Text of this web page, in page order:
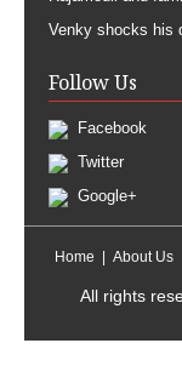
Venky shocks his
Follow Us
Facebook
Twitter
Google+
Home About Us
All rights